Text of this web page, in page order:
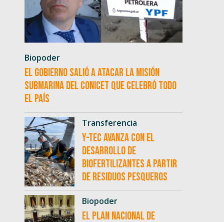
Biopoder
El Gobierno salió a atacar la misión
submarina del CONICET que celebró todo
el país
Transferencia
Y-TEC avanza con el
desarrollo de
biofertilizantes a partir
de residuos pesqueros
Biopoder
El Plan Nacional de